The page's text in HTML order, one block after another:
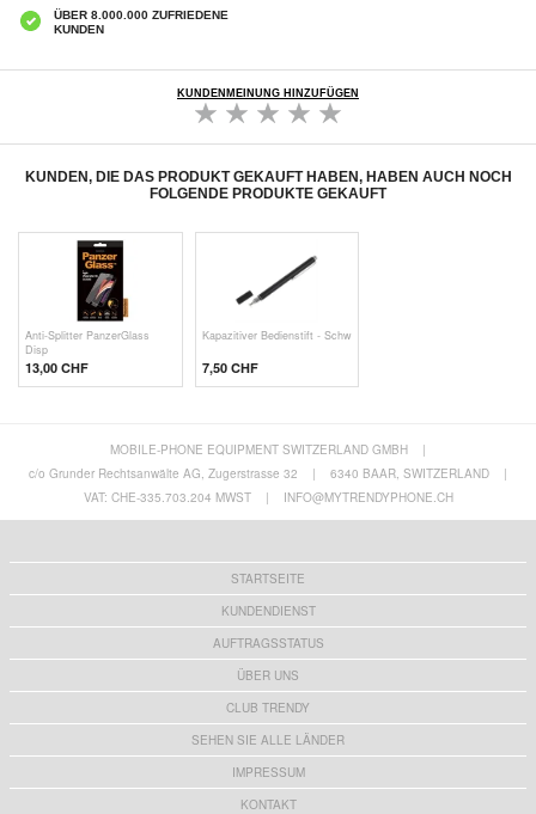
ÜBER 8.000.000 ZUFRIEDENE
KUNDEN
KUNDENMEINUNG HINZUFÜGEN
KUNDEN, DIE DAS PRODUKT GEKAUFT HABEN, HABEN AUCH NOCH
FOLGENDE PRODUKTE GEKAUFT
Anti-Splitter PanzerGlass
Disp
13,00 CHF
Kapazitiver Bedienstift - Schw
7,50 CHF
MOBILE-PHONE EQUIPMENT SWITZERLAND GMBH
|
c/o Grunder Rechtsanwälte AG, Zugerstrasse 32
| 6340 BAAR, SWITZERLAND
|
VAT: CHE-335.703.204 MWST
| INFO@MYTRENDYPHONE.CH
STARTSEITE
KUNDENDIENST
AUFTRAGSSTATUS
ÜBER UNS
CLUB TRENDY
SEHEN SIE ALLE LÄNDER
IMPRESSUM
KONTAKT